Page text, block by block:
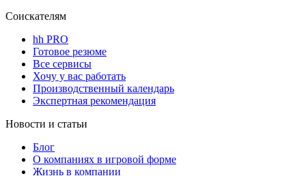
Соискателям
hh PRO
Готовое резюме
Все сервисы
Хочу у вас работать
Производственный календарь
Экспертная рекомендация
Новости и статьи
Блог
О компаниях в игровой форме
Жизнь в компании